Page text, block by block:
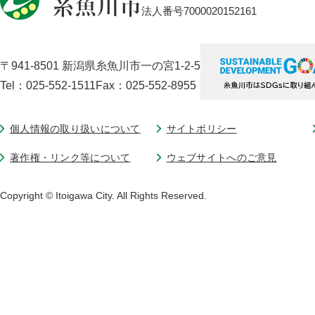
法人番号7000020152161
〒941-8501 新潟県糸魚川市一の宮1-2-5
Tel：025-552-1511Fax：025-552-8955
個人情報の取り扱いについて サイトポリシー
著作権・リンク等について ウェブサイトへのご意見
Copyright © Itoigawa City. All Rights Reserved.